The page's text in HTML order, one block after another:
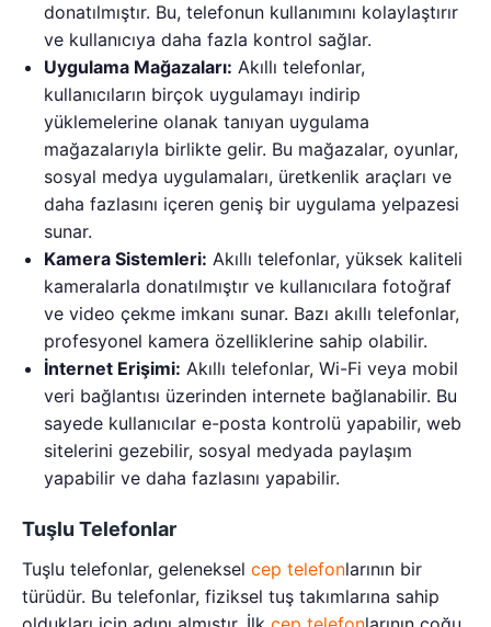
donatılmıştır. Bu, telefonun kullanımını kolaylaştırır
ve kullanıcıya daha fazla kontrol sağlar.
Uygulama Mağazaları: Akıllı telefonlar,
kullanıcıların birçok uygulamayı indirip
yüklemelerine olanak tanıyan uygulama
mağazalarıyla birlikte gelir. Bu mağazalar, oyunlar,
sosyal medya uygulamaları, üretkenlik araçları ve
daha fazlasını içeren geniş bir uygulama yelpazesi
sunar.
Kamera Sistemleri: Akıllı telefonlar, yüksek kaliteli
kameralarla donatılmıştır ve kullanıcılara fotoğraf
ve video çekme imkanı sunar. Bazı akıllı telefonlar,
profesyonel kamera özelliklerine sahip olabilir.
İnternet Erişimi: Akıllı telefonlar, Wi-Fi veya mobil
veri bağlantısı üzerinden internete bağlanabilir. Bu
sayede kullanıcılar e-posta kontrolü yapabilir, web
sitelerini gezebilir, sosyal medyada paylaşım
yapabilir ve daha fazlasını yapabilir.
Tuşlu Telefonlar
Tuşlu telefonlar, geleneksel cep telefonlarının bir
türüdür. Bu telefonlar, fiziksel tuş takımlarına sahip